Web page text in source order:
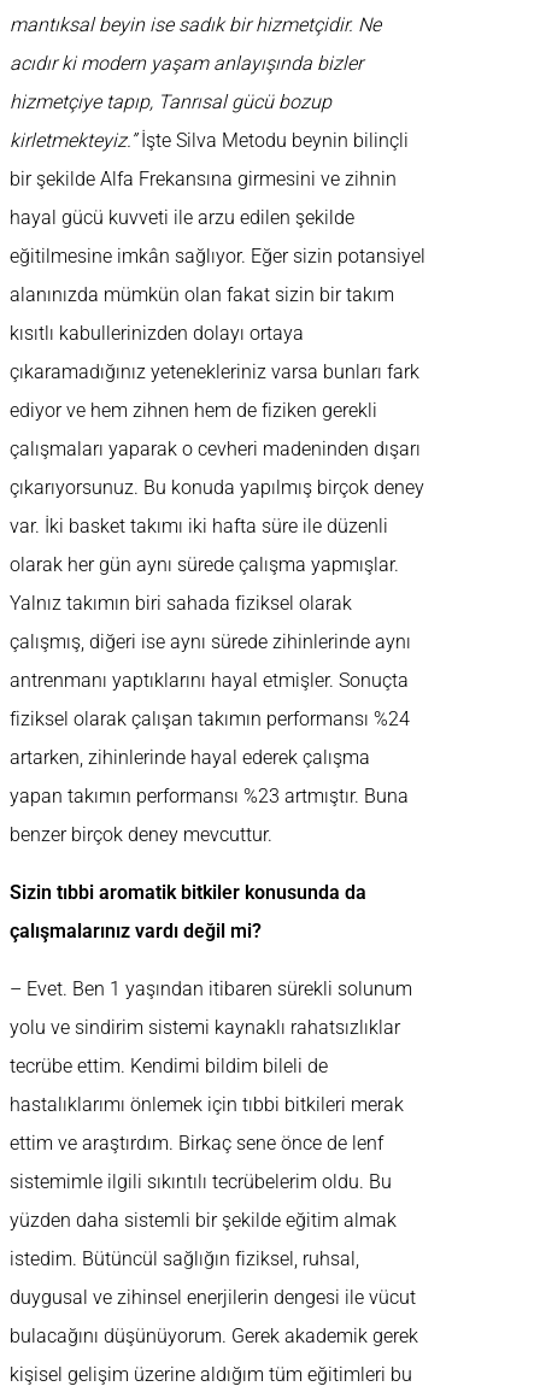
mantıksal beyin ise sadık bir hizmetçidir. Ne
acıdır ki modern yaşam anlayışında bizler
hizmetçiye tapıp, Tanrısal gücü bozup
kirletmekteyiz.”İşte Silva Metodu beynin bilinçli
bir şekilde Alfa Frekansına girmesini ve zihnin
hayal gücü kuvveti ile arzu edilen şekilde
eğitilmesine imkân sağlıyor. Eğer sizin potansiyel
alanınızda mümkün olan fakat sizin bir takım
kısıtlı kabullerinizden dolayı ortaya
çıkaramadığınız yetenekleriniz varsa bunları fark
ediyor ve hem zihnen hem de fiziken gerekli
çalışmaları yaparak o cevheri madeninden dışarı
çıkarıyorsunuz. Bu konuda yapılmış birçok deney
var. İki basket takımı iki hafta süre ile düzenli
olarak her gün aynı sürede çalışma yapmışlar.
Yalnız takımın biri sahada fiziksel olarak
çalışmış, diğeri ise aynı sürede zihinlerinde aynı
antrenmanı yaptıklarını hayal etmişler. Sonuçta
fiziksel olarak çalışan takımın performansı %24
artarken, zihinlerinde hayal ederek çalışma
yapan takımın performansı %23 artmıştır. Buna
benzer birçok deney mevcuttur.
Sizin tıbbi aromatik bitkiler konusunda da
çalışmalarınız vardı değil mi?
– Evet. Ben 1 yaşından itibaren sürekli solunum
yolu ve sindirim sistemi kaynaklı rahatsızlıklar
tecrübe ettim. Kendimi bildim bileli de
hastalıklarımı önlemek için tıbbi bitkileri merak
ettim ve araştırdım. Birkaç sene önce de lenf
sistemimle ilgili sıkıntılı tecrübelerim oldu. Bu
yüzden daha sistemli bir şekilde eğitim almak
istedim. Bütüncül sağlığın fiziksel, ruhsal,
duygusal ve zihinsel enerjilerin dengesi ile vücut
bulacağını düşünüyorum. Gerek akademik gerek
kişisel gelişim üzerine aldığım tüm eğitimleri bu